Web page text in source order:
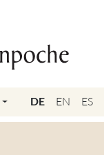
DE EN ES